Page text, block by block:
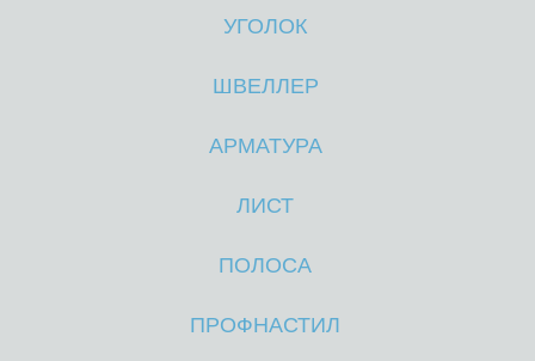
УГОЛОК
ШВЕЛЛЕР
АРМАТУРА
ЛИСТ
ПОЛОСА
ПРОФНАСТИЛ
М
М